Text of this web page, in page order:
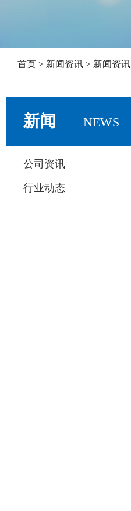
首页 > 新闻资讯 > 新闻资讯
新闻 NEWS
公司资讯
行业动态